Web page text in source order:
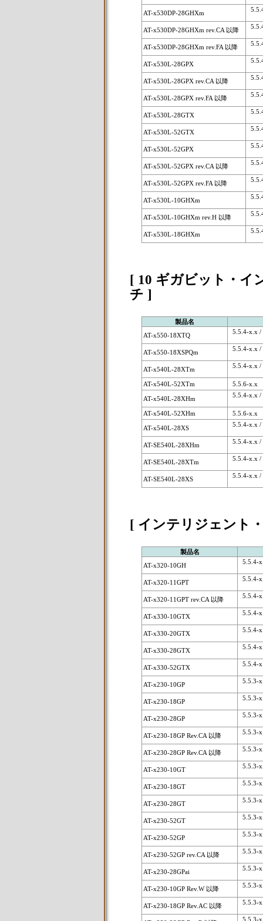
AT-x530DP-28GHXm
AT-x530DP-28GHXm rev.CA 以降
AT-x530DP-28GHXm rev.FA 以降
AT-x530L-28GPX
AT-x530L-28GPX rev.CA 以降
AT-x530L-28GPX rev.FA 以降
AT-x530L-28GTX
AT-x530L-52GTX
AT-x530L-52GPX
AT-x530L-52GPX rev.CA 以降
AT-x530L-52GPX rev.FA 以降
AT-x530L-10GHXm
AT-x530L-10GHXm rev.H 以降
AT-x530L-18GHXm
[ 10 ギガビット・イ
チ ]
製品名
AT-x550-18XTQ
5.5.4-x.x
AT-x550-18XSPQm 5.5.4-x.x
AT-x540L-28XTm 5.5.4-x.x
AT-x540L-52XTm 5.5.6-x.x
AT-x540L-28XHm 5.5.4-x.x /
AT-x540L-52XHm 5.5.6-x.x
AT-x540L-28XS 5.5.4-x.x
AT-SE540L-28XHm 5.5.4-x.x /
AT-SE540L-28XTm 5.5.4-x.x
AT-SE540L-28XS 5.5.4-x.x
[ インテリジェント
製品名
AT-x320-10GH
5.5.4-
AT-x320-11GPT 5.5.4-
AT-x320-11GPT rev.CA 以降 5.5.4-
AT-x330-10GTX 5.5.4-
AT-x330-20GTX 5.5.4-
AT-x330-28GTX 5.5.4-
AT-x330-52GTX 5.5.4-
AT-x230-10GP 5.5.3-
AT-x230-18GP 5.5.3-
AT-x230-28GP 5.5.3-
AT-x230-18GP Rev.CA 以降 5.5.3-
AT-x230-28GP Rev.CA 以降 5.5.3-
AT-x230-10GT 5.5.3-
AT-x230-18GT 5.5.3-
AT-x230-28GT 5.5.3-
AT-x230-52GT 5.5.3-
AT-x230-52GP 5.5.3-
AT-x230-52GP rev.CA 以降 5.5.3-
AT-x230-28GPai 5.5.3-
AT-x230-10GP Rev.W 以降 5.5.3-
AT-x230-18GP Rev.AC 以降 5.5.3-
5.5.3-